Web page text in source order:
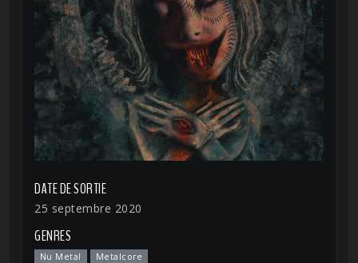
DATE DE SORTIE
25 septembre 2020
GENRES
Nu Metal Metalcore